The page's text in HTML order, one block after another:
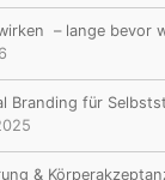
– lange bevor
Branding für
&